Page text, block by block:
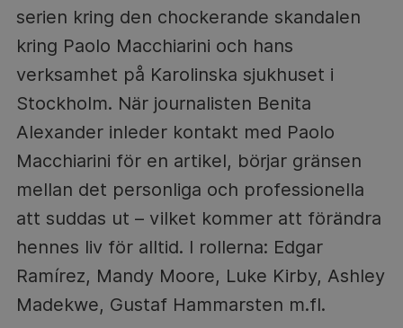
serien kring den chockerande skandalen
kring Paolo Macchiarini och hans
verksamhet på Karolinska sjukhuset i
Stockholm. När journalisten Benita
Alexander inleder kontakt med Paolo
Macchiarini för en artikel, börjar gränsen
mellan det personliga och professionella
att suddas ut – vilket kommer att förändra
hennes liv för alltid. I rollerna: Edgar
Ramírez, Mandy Moore, Luke Kirby, Ashley
Madekwe, Gustaf Hammarsten m.fl.